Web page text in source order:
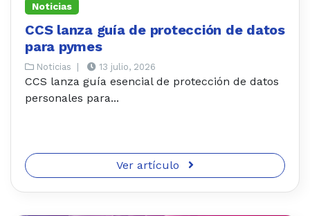
Noticias
CCS lanza guía de protección de datos
para pymes
Noticias 13 julio, 2026
CCS lanza guía esencial de protección de datos
personales para...
Ver artículo